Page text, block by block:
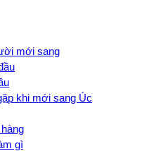
mới sang
khi mới sang Úc
gì